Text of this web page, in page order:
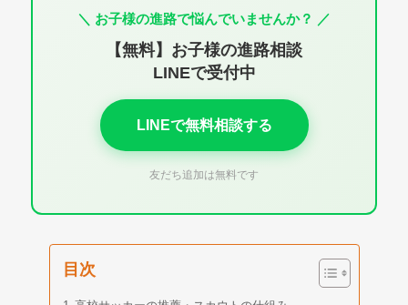
＼ お子様の進路で悩んでいませんか？ ／
【無料】お子様の進路相談
LINEで受付中
LINEで無料相談する
友だち追加は無料です
目次